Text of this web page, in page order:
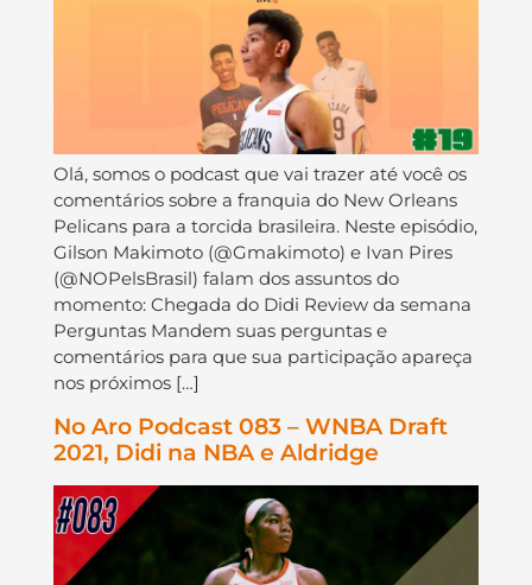
Olá, somos o podcast que vai trazer até você os
comentários sobre a franquia do New Orleans
Pelicans para a torcida brasileira. Neste episódio,
Gilson Makimoto (@Gmakimoto) e Ivan Pires
(@NOPelsBrasil) falam dos assuntos do
momento: Chegada do Didi Review da semana
Perguntas Mandem suas perguntas e
comentários para que sua participação apareça
nos próximos […]
No Aro Podcast 083 – WNBA Draft
2021, Didi na NBA e Aldridge